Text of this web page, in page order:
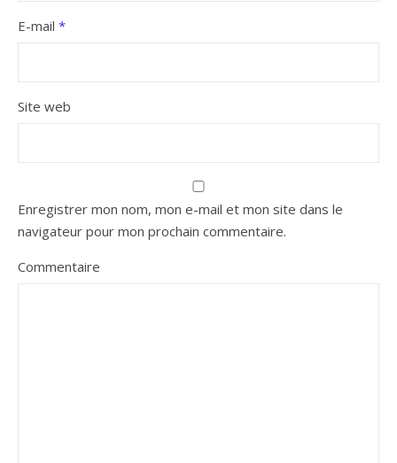
E-mail *
Site web
Enregistrer mon nom, mon e-mail et mon site dans le
navigateur pour mon prochain commentaire.
Commentaire